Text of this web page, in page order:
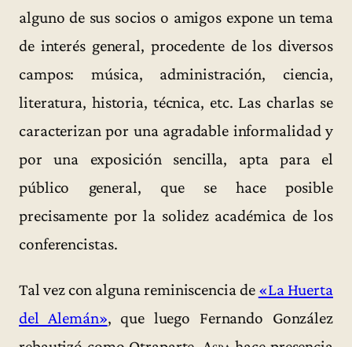
alguno de sus socios o amigos expone un tema
de interés general, procedente de los diversos
campos: música, administración, ciencia,
literatura, historia, técnica, etc. Las charlas se
caracterizan por una agradable informalidad y
por una exposición sencilla, apta para el
público general, que se hace posible
precisamente por la solidez académica de los
conferencistas.
Tal vez con alguna reminiscencia de «La Huerta
del Alemán», que luego Fernando González